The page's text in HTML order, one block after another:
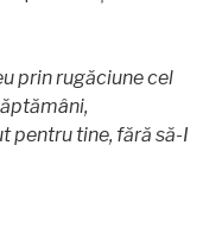
prin rugăciune cel
pentru tine, fără să-I